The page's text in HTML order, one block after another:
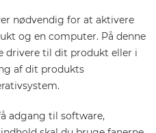
nødvendig for at aktivere
og en computer. På denne
drivere til dit produkt eller i
af dit produkts
adgang til software,